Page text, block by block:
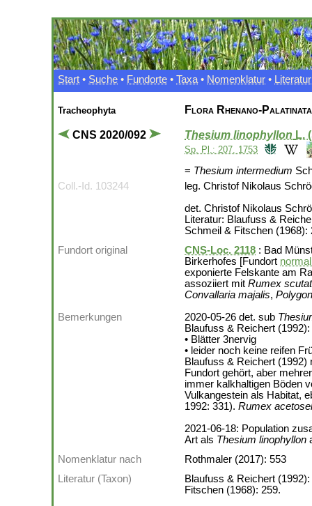
Start • Suche • Fundorte • Taxa • Nomenklatur • Literatur
Tracheophyta
CNS 2020/092
Flora Rhenano-Palatinata
Thesium linophyllon L.
Sp. Pl.: 207. 1753
= Thesium intermedium
Coll.-Id. 103244
leg. Christof Nikolaus
det. Christof Nikolaus
Literatur: Blaufuss &
Schmeil & Fitschen (1968):
Fundort original
CNS-Loc. 2118 : Bad
Birkerhofes [Fundort
exponierte Felskante am
assoziiert mit Rumex
Convallaria majalis,
Bemerkungen
2020-05-26 det. sub
Blaufuss & Reichert (1992):
• Blätter 3nervig
• leider noch keine reifen
Blaufuss & Reichert (1992)
Fundort gehört, aber
immer kalkhaltigen Böden
Vulkangestein als Habitat,
1992: 331). Rumex
2021-06-18: Population
Art als Thesium linophyllon
Nomenklatur nach
Rothmaler (2017): 553
Literatur (Taxon)
Blaufuss & Reichert
Fitschen (1968): 259.